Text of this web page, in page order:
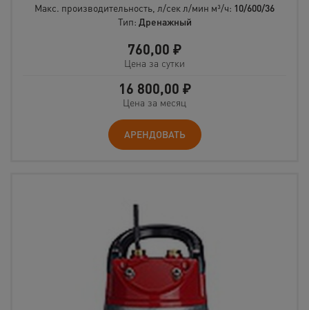
Макс. производительность, л/сек л/мин м³/ч: 10/600/36
Тип: Дренажный
760,00 ₽
Цена за сутки
16 800,00 ₽
Цена за месяц
АРЕНДОВАТЬ